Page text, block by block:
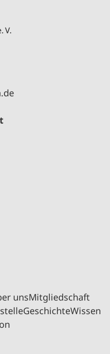
V.
unsMitgliedschaft
GeschichteWissen